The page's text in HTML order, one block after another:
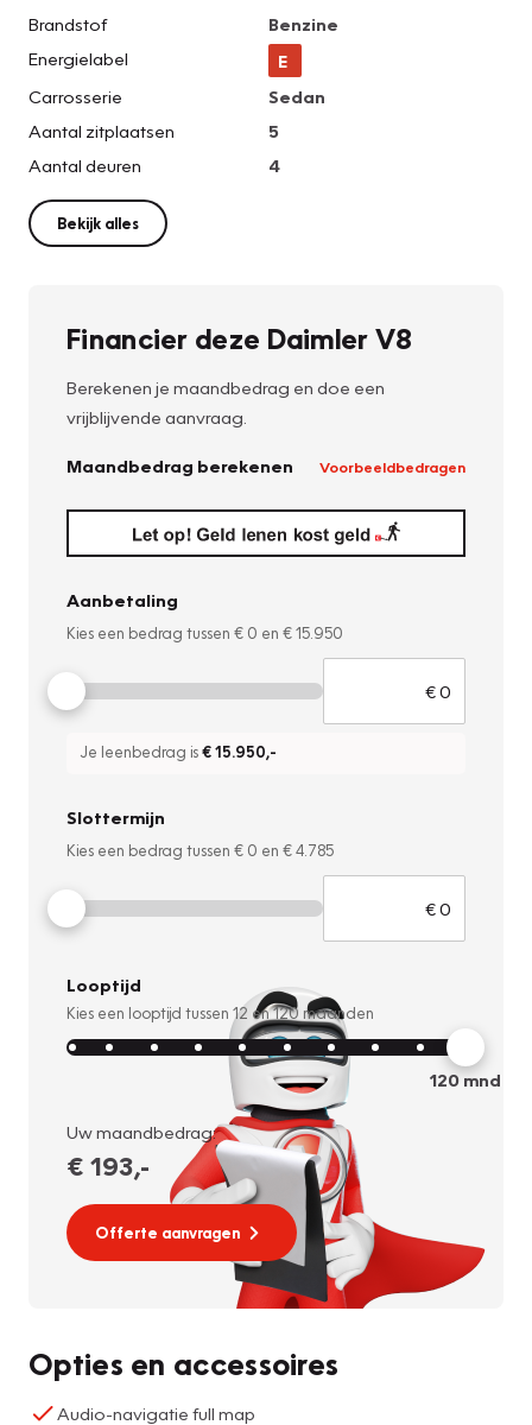
Brandstof
Benzine
Energielabel
E
Carrosserie
Sedan
Aantal zitplaatsen
5
Aantal deuren
4
Bekijk alles
Financier deze Daimler V8
Berekenen je maandbedrag en doe een
vrijblijvende aanvraag.
Maandbedrag berekenen Voorbeeldbedragen
Aanbetaling
Kies een bedrag tussen € 0 en € 15.950
Je leenbedrag is€ 15.950,-
Slottermijn
Kies een bedrag tussen € 0 en € 4.785
Looptijd
Kies een looptijd tussen 12 en120 maanden
120mnd
Uw maandbedrag:
€ 193,-
Offerte aanvragen
Opties en accessoires
Audio-navigatie full map